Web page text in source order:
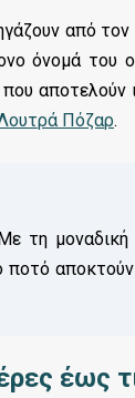
από τον
όνομά του
αποτελούν
Πόζαρ.
τη
αποκτούν
έως